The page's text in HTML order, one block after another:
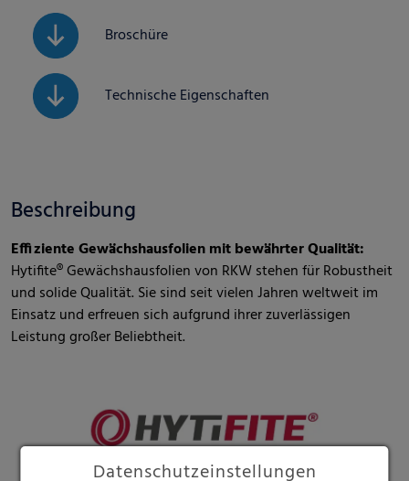
Broschüre
Technische Eigenschaften
Beschreibung
Effiziente Gewächshausfolien mit bewährter Qualität:
Hytifite® Gewächshausfolien von RKW stehen für Robustheit
und solide Qualität. Sie sind seit vielen Jahren weltweit im
Einsatz und erfreuen sich aufgrund ihrer zuverlässigen
Leistung großer Beliebtheit.
Datenschutzeinstellungen